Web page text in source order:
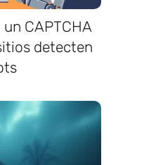
CAPTCHA
detecten